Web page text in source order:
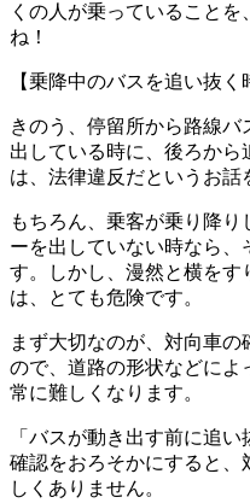
くの人が乗っていること
ね！
【乗降中のバスを追い抜く
きのう、停留所から路線
出している時に、後ろか
は、法律違反だというお話
もちろん、乗客が乗り降
ーを出していない時なら、
す。しかし、漫然と横を
は、とても危険です。
まず大切なのが、対向車
ので、道路の形状などに
常に難しくなります。
「バスが動き出す前に追
確認をおろそかにすると
しくありません。